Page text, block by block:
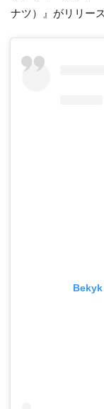
ナツ）』がリリー